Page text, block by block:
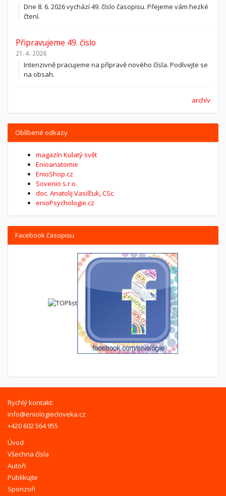
Dne 8. 6. 2026 vychází 49. číslo časopisu. Přejeme vám hezké
čtení.
Připravujeme 49. číslo
21. 4. 2026
Intenzivně pracujeme na přípravě nového čísla. Podívejte se
na obsah.
archív
Oblíbené odkazy
magazín Kulatý svět
Enioanatomie
EnioShop.cz
Sovenio s.r.o.
doc. Anatolij Vasiľčuk, CSc.
enioPsychologie.cz
Facebook časopisu
Rychlý kontakt:
info@eniologiecloveka.cz
+420 602 564 955
Úvod
Všechna čísla
Autoři
Publikujte
Sponzoři